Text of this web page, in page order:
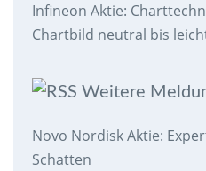
Infineon Aktie:
Chartbild neutral bis
Weitere
Novo Nordisk Aktie:
Schatten